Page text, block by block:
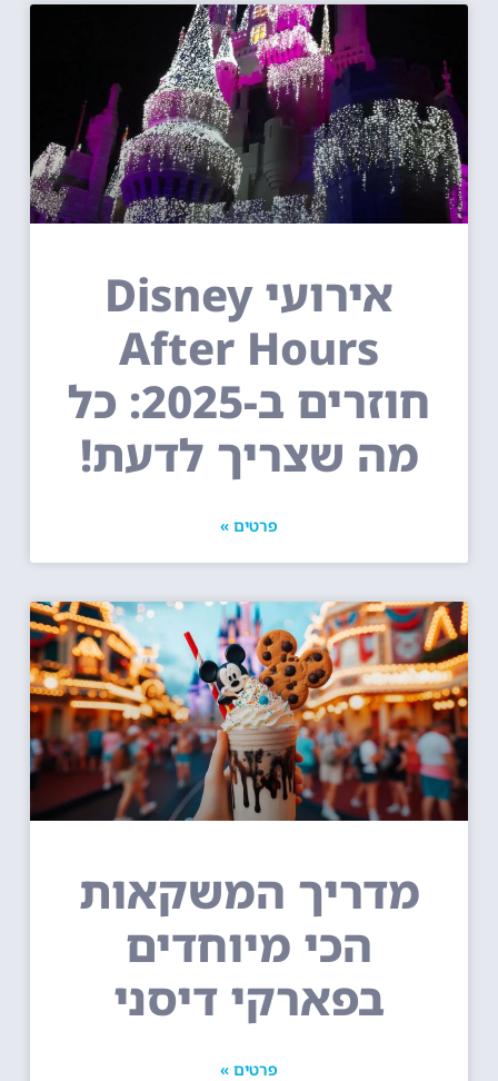
אירועי Disney
After Hours
חוזרים ב-2025: כל
מה שצריך לדעת!
פרטים »
מדריך המשקאות
הכי מיוחדים
בפארקי דיסני
פרטים »